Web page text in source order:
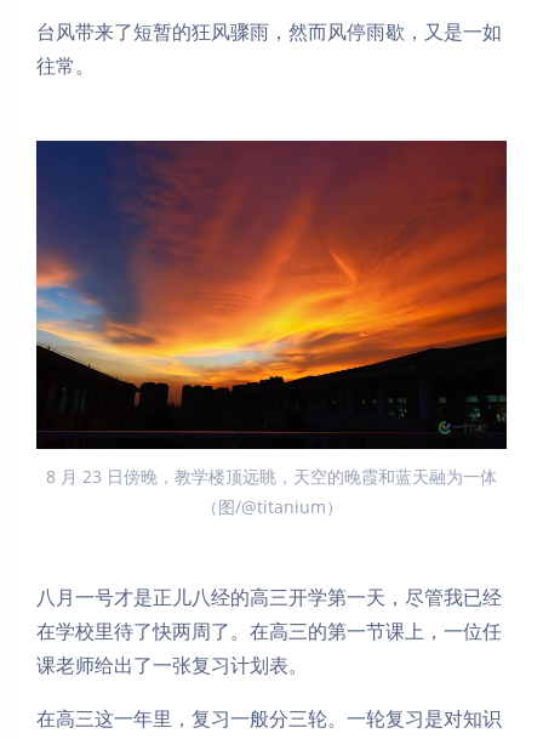
台风带来了短暂的狂风骤雨，然而风停雨歇，又是一如
往常。
8 月 23 日傍晚，教学楼顶远眺，天空的晚霞和蓝天融为一体
（图/@titanium）
八月一号才是正儿八经的高三开学第一天，尽管我已经
在学校里待了快两周了。在高三的第一节课上，一位任
课老师给出了一张复习计划表。
在高三这一年里，复习一般分三轮。一轮复习是对知识